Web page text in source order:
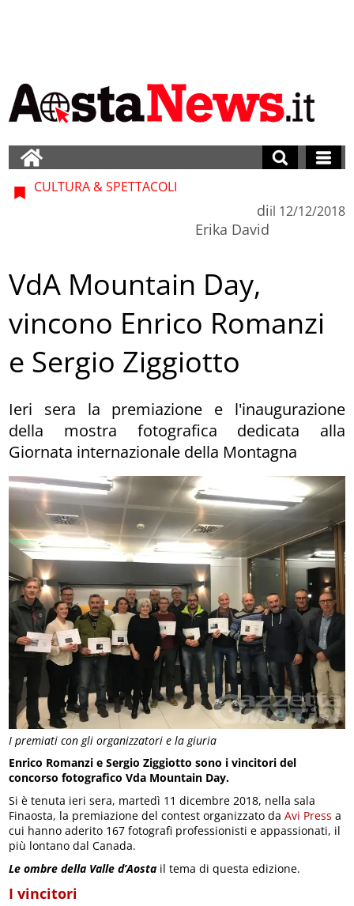
I premiati con gli organizzatori e la giuria
CULTURA & SPETTACOLI
di
Erika David
il 12/12/2018
VdA Mountain Day,
vincono Enrico Romanzi
e Sergio Ziggiotto
Ieri sera la premiazione e l'inaugurazione
della mostra fotografica dedicata alla
Giornata internazionale della Montagna
Enrico Romanzi e Sergio Ziggiotto sono i vincitori del
concorso fotografico Vda Mountain Day.
Si è tenuta ieri sera, martedì 11 dicembre 2018, nella sala
Finaosta, la premiazione del contest organizzato daAvi Press a
cui hanno aderito 167 fotografi professionisti e appassionati, il
più lontano dal Canada.
Le ombre della Valle d’Aosta il tema di questa edizione.
I vincitori